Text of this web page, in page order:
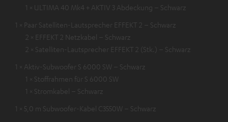
1 × ULTIMA 40 Mk4 + AKTIV 3 Abdeckung – Schwarz
1 × Paar Satelliten-Lautsprecher EFFEKT 2 – Schwarz
2 × EFFEKT 2 Netzkabel – Schwarz
2 × Satelliten-Lautsprecher EFFEKT 2 (Stk.) – Schwarz
1 × Aktiv-Subwoofer S 6000 SW – Schwarz
1 × Stoffrahmen für S 6000 SW
1 × Stromkabel – Schwarz
1 × 5,0 m Subwoofer-Kabel C3550W – Schwarz